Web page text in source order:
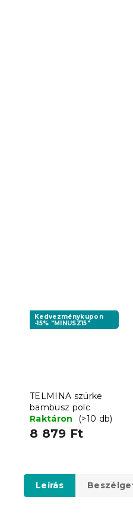
Kedvezménykupon
-15% "MINUSZ15"
TELMINA szürke
bambusz polc
Raktáron
(>10 db)
8 879 Ft
Leírás